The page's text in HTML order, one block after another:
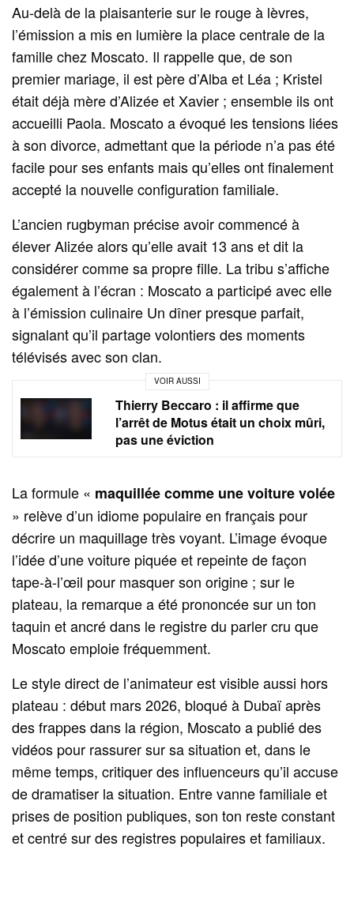
Au-delà de la plaisanterie sur le rouge à lèvres,
l’émission a mis en lumière la place centrale de la
famille chez Moscato. Il rappelle que, de son
premier mariage, il est père d’Alba et Léa ; Kristel
était déjà mère d’Alizée et Xavier ; ensemble ils ont
accueilli Paola. Moscato a évoqué les tensions liées
à son divorce, admettant que la période n’a pas été
facile pour ses enfants mais qu’elles ont finalement
accepté la nouvelle configuration familiale.
L’ancien rugbyman précise avoir commencé à
élever Alizée alors qu’elle avait 13 ans et dit la
considérer comme sa propre fille. La tribu s’affiche
également à l’écran : Moscato a participé avec elle
à l’émission culinaire Un dîner presque parfait,
signalant qu’il partage volontiers des moments
télévisés avec son clan.
VOIR AUSSI
Thierry Beccaro : il affirme que
l’arrêt de Motus était un choix mûri,
pas une éviction
La formule « maquillée comme une voiture volée
» relève d’un idiome populaire en français pour
décrire un maquillage très voyant. L’image évoque
l’idée d’une voiture piquée et repeinte de façon
tape-à-l’œil pour masquer son origine ; sur le
plateau, la remarque a été prononcée sur un ton
taquin et ancré dans le registre du parler cru que
Moscato emploie fréquemment.
Le style direct de l’animateur est visible aussi hors
plateau : début mars 2026, bloqué à Dubaï après
des frappes dans la région, Moscato a publié des
vidéos pour rassurer sur sa situation et, dans le
même temps, critiquer des influenceurs qu’il accuse
de dramatiser la situation. Entre vanne familiale et
prises de position publiques, son ton reste constant
et centré sur des registres populaires et familiaux.